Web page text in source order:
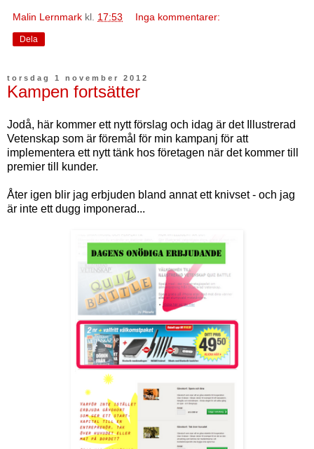
Malin Lernmark kl. 17:53 Inga kommentarer:
Dela
torsdag 1 november 2012
Kampen fortsätter
Jodå, här kommer ett nytt förslag och idag är det Illustrerad
Vetenskap som är föremål för min kampanj för att
implementera ett nytt tänk hos företagen när det kommer till
premier till kunder.
Åter igen blir jag erbjuden bland annat ett knivset - och jag
är inte ett dugg imponerad...